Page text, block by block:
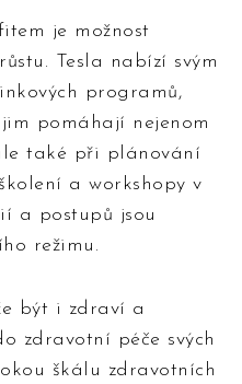
je možnost
Tesla nabízí svým
programů,
pomáhají nejenom
také při plánování
a workshopy v
a postupů jsou
režimu.
být i zdraví a
zdravotní péče svých
škálu zdravotních